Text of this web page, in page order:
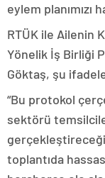
eylem planımızı
RTÜK ile Ailenin
Yönelik İş Birliği
Göktaş, şu
“Bu protokol
sektörü
toplantıda